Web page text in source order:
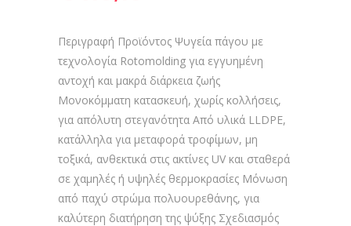
Περιγραφή Προϊόντος Ψυγεία πάγου με
τεχνολογία Rotomolding για εγγυημένη
αντοχή και μακρά διάρκεια ζωής
Μονοκόμματη κατασκευή, χωρίς κολλήσεις,
για απόλυτη στεγανότητα Από υλικά LLDPE,
κατάλληλα για μεταφορά τροφίμων, μη
τοξικά, ανθεκτικά στις ακτίνες UV και σταθερά
σε χαμηλές ή υψηλές θερμοκρασίες Μόνωση
από παχύ στρώμα πολυουρεθάνης, για
καλύτερη διατήρηση της ψύξης Σχεδιασμός